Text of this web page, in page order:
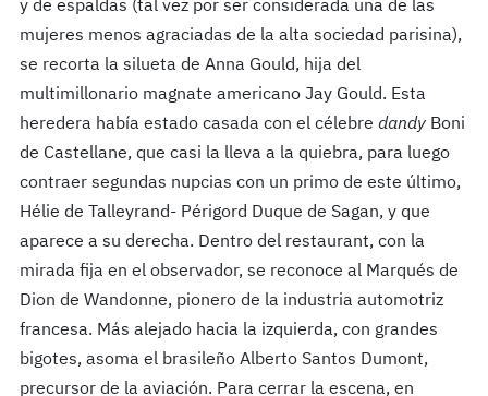
y de espaldas (tal vez por ser considerada una de las
mujeres menos agraciadas de la alta sociedad parisina),
se recorta la silueta de Anna Gould, hija del
multimillonario magnate americano Jay Gould. Esta
heredera había estado casada con el célebre dandy Boni
de Castellane, que casi la lleva a la quiebra, para luego
contraer segundas nupcias con un primo de este último,
Hélie de Talleyrand- Périgord Duque de Sagan, y que
aparece a su derecha. Dentro del restaurant, con la
mirada fija en el observador, se reconoce al Marqués de
Dion de Wandonne, pionero de la industria automotriz
francesa. Más alejado hacia la izquierda, con grandes
bigotes, asoma el brasileño Alberto Santos Dumont,
precursor de la aviación. Para cerrar la escena, en